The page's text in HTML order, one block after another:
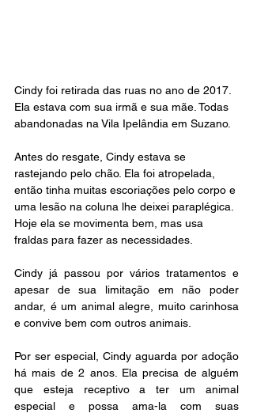
Cindy foi retirada das ruas no ano de 2017.
Ela estava com sua irmã e sua mãe. Todas
abandonadas na Vila Ipelândia em Suzano.
Antes do resgate, Cindy estava se
rastejando pelo chão. Ela foi atropelada,
então tinha muitas escoriações pelo corpo e
uma lesão na coluna lhe deixei paraplégica.
Hoje ela se movimenta bem, mas usa
fraldas para fazer as necessidades.
Cindy já passou por vários tratamentos e
apesar de sua limitação em não poder
andar, é um animal alegre, muito carinhosa
e convive bem com outros animais.
Por ser especial, Cindy aguarda por adoção
há mais de 2 anos. Ela precisa de alguém
que esteja receptivo a ter um animal
especial e possa ama-la com suas